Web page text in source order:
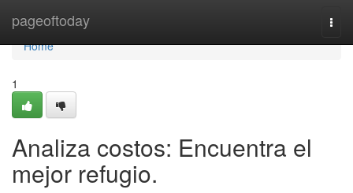
pageoftoday
Home
Home
1
Analiza costos: Encuentra el
mejor refugio.